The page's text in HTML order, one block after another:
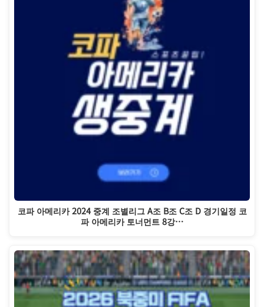
코파 아메리카 2024 중계 조별리그 A조 B조 C조 D 경기일정 코
파 아메리카 토너먼트 8강…